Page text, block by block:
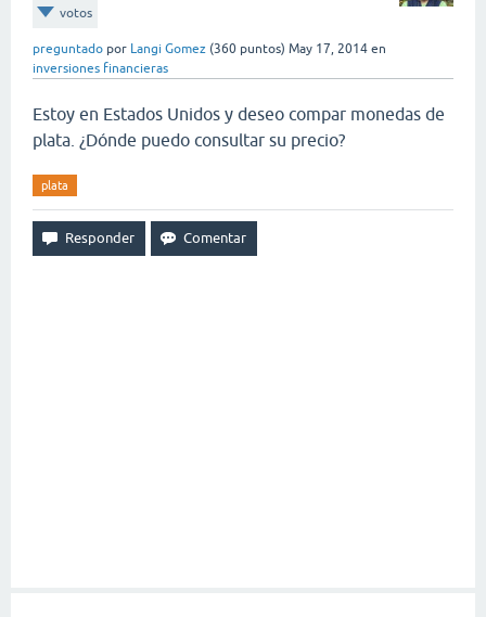
votos
preguntado por Langi Gomez (360 puntos) May 17, 2014 en
inversiones financieras
Estoy en Estados Unidos y deseo compar monedas de
plata. ¿Dónde puedo consultar su precio?
plata